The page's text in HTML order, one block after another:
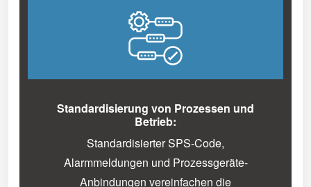
Standardisierung von Prozessen und
Betrieb:
Standardisierter SPS-Code,
Alarmmeldungen und Prozessgeräte-
Anbindungen vereinfachen die